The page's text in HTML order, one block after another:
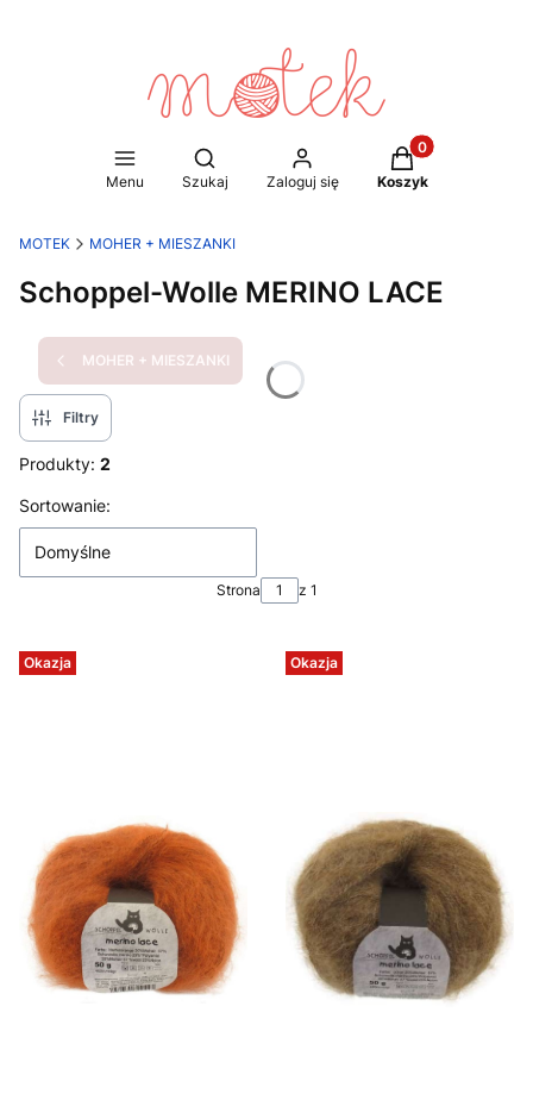
Menu
Otwórz wyszukiwarkę
Szukaj Zaloguj się
Produkty w
Koszyk
MOTEK MOHER + MIESZANKI
Schoppel-Wolle MERINO LACE
MOHER + MIESZANKI
Filtry
Produkty: 2
Lista produktów
Sortowanie:
Domyślne
Strona z 1
Okazja Okazja